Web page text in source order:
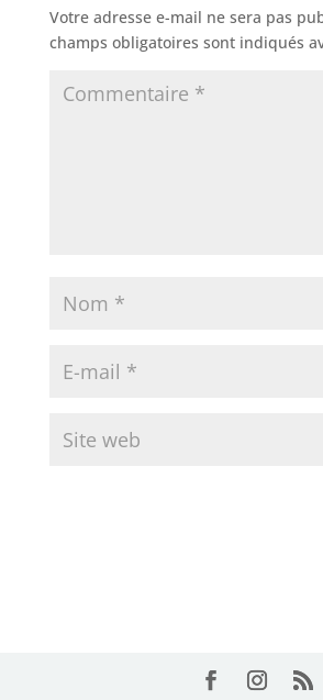
Votre adresse e-mail ne sera pas
champs obligatoires sont indiqués